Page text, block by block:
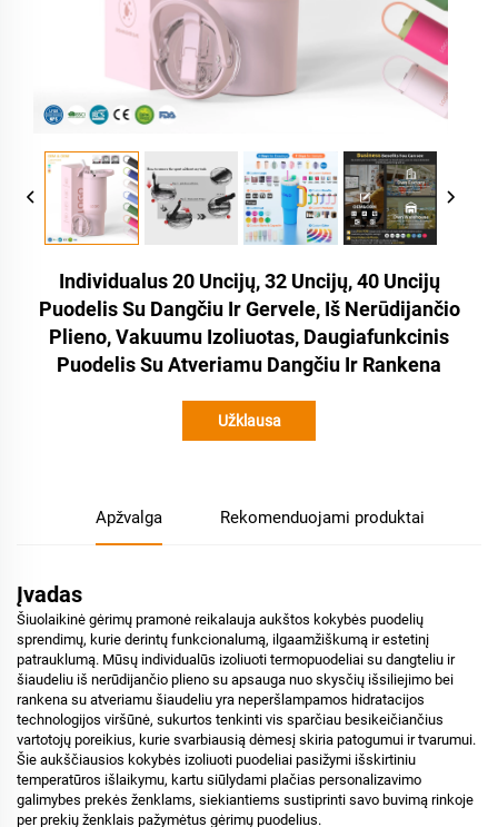
Individualus 20 Uncijų, 32 Uncijų, 40 Uncijų
Puodelis Su Dangčiu Ir Gervele, Iš Nerūdijančio
Plieno, Vakuumu Izoliuotas, Daugiafunkcinis
Puodelis Su Atveriamu Dangčiu Ir Rankena
Užklausa
Apžvalga Rekomenduojami produktai
Įvadas
Šiuolaikinė gėrimų pramonė reikalauja aukštos kokybės puodelių
sprendimų, kurie derintų funkcionalumą, ilgaamžiškumą ir estetinį
patrauklumą. Mūsų individualūs izoliuoti termopuodeliai su dangteliu ir
šiaudeliu iš nerūdijančio plieno su apsauga nuo skysčių išsiliejimo bei
rankena su atveriamu šiaudeliu yra neperšlampamos hidratacijos
technologijos viršūnė, sukurtos tenkinti vis sparčiau besikeičiančius
vartotojų poreikius, kurie svarbiausią dėmesį skiria patogumui ir tvarumui.
Šie aukščiausios kokybės izoliuoti puodeliai pasižymi išskirtiniu
temperatūros išlaikymu, kartu siūlydami plačias personalizavimo
galimybes prekės ženklams, siekiantiems sustiprinti savo buvimą rinkoje
per prekių ženklais pažymėtus gėrimų puodelius.